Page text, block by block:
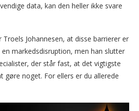
data, kan den heller ikke svare
Johannesen, at disse barrierer er
markedsdisruption, men han slutter
der står fast, at det vigtigste
gøre noget. For ellers er du allerede